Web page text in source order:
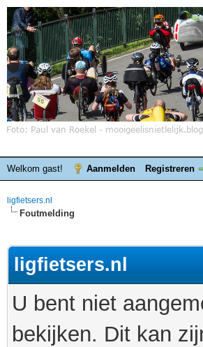
Welkom gast! Aanmelden Registreren
ligfietsers.nl
Foutmelding
ligfietsers.nl
U bent niet
bekijken. Dit kan